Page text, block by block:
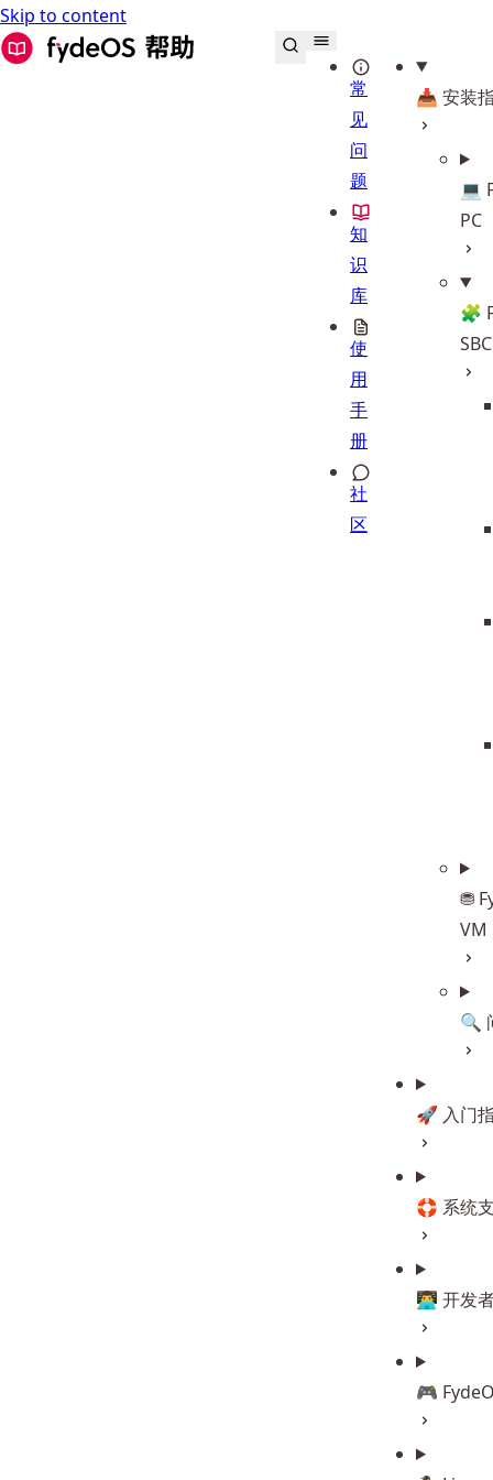
Skip to content
FydeOS 帮助中心
常
见
问
题
知
识
库
使
用
手
册
社
区
📥 安装
💻
PC
🧩
SBC
⛃
VM
🔍
🚀 入门
🛟 系统
👨‍💻 开发
🎮